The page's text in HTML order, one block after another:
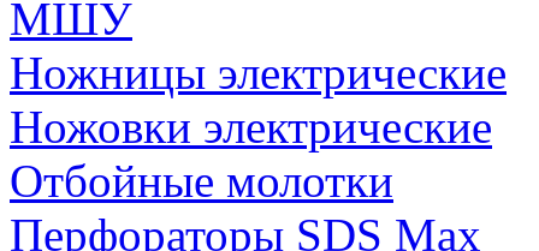
МШУ
Ножницы электрические
Ножовки электрические
Отбойные молотки
Перфораторы SDS Max